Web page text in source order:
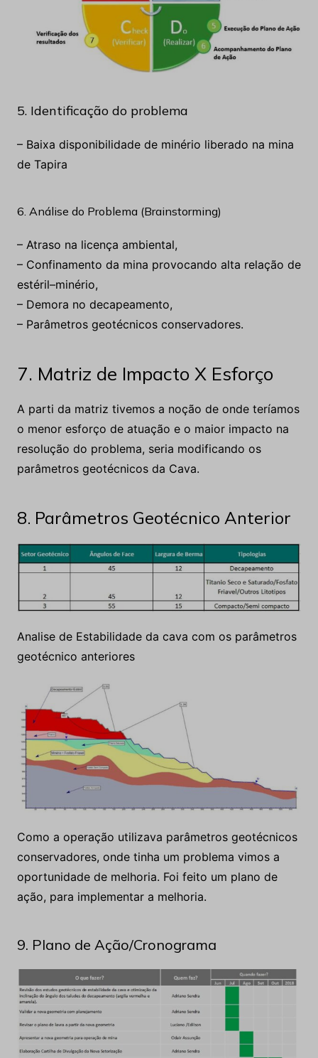
5. Identificação do problema
– Baixa disponibilidade de minério liberado na mina
6. Análise do Problema (Brainstorming)
– Atraso na licença ambiental,
estéril–minério,
– Parâmetros geotécnicos conservadores.
7. Matriz de Impacto X Esforço
resolução do problema, seria modificando os
8. Parâmetros Geotécnico Anterior
Analise de Estabilidade da cava com os parâmetros
Como a operação utilizava parâmetros geotécnicos
conservadores, onde tinha um problema vimos a
oportunidade de melhoria. Foi feito um plano de
9. Plano de Ação/Cronograma